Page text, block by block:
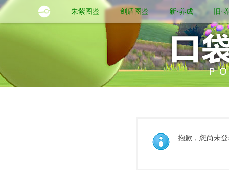
朱紫图鉴 剑盾图鉴 新·养成 旧·
抱歉，您尚未